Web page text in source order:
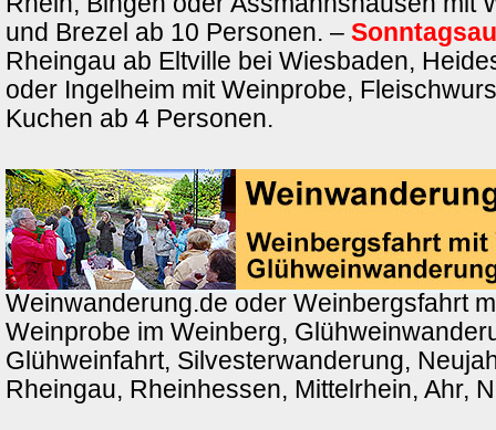
und Brezel ab 10 Personen. –
Rheingau ab Eltville bei Wiesbaden,
oder Ingelheim mit Weinprobe,
Kuchen ab 4 Personen.
Weinwanderung.de oder Weinbergsfahrt
Weinprobe im Weinberg,
Glühweinfahrt, Silvesterwanderung,
Rheingau, Rheinhessen, Mittelrhein, Ahr,